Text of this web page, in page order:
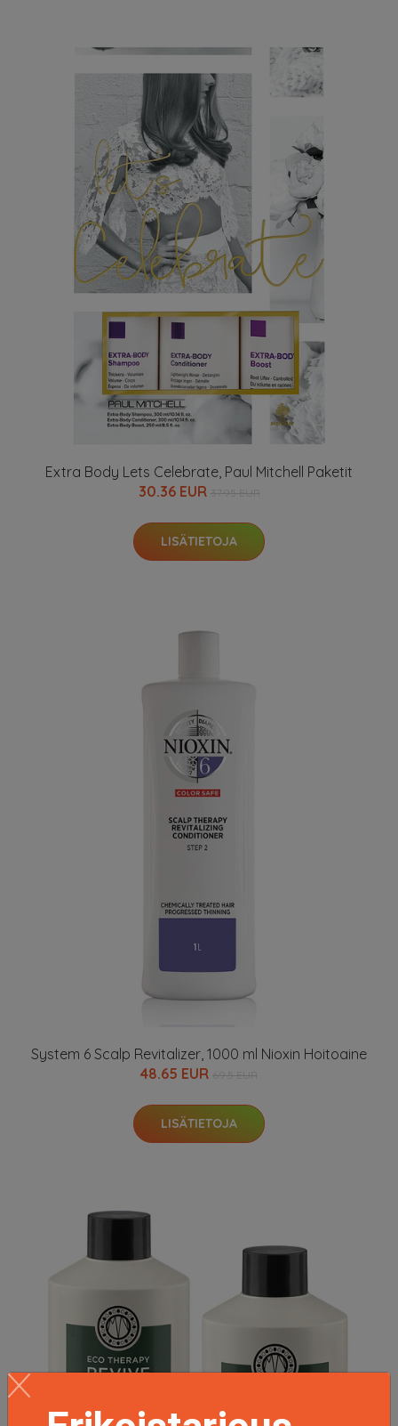
Extra Body Lets Celebrate, Paul Mitchell Paketit
30.36 EUR
LISÄTIETOJA
System 6 Scalp Revitalizer, 1000 ml Nioxin Hoitoaine
48.65 EUR
LISÄTIETOJA